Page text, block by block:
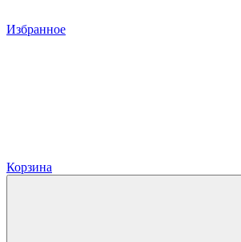
Избранное
Корзина